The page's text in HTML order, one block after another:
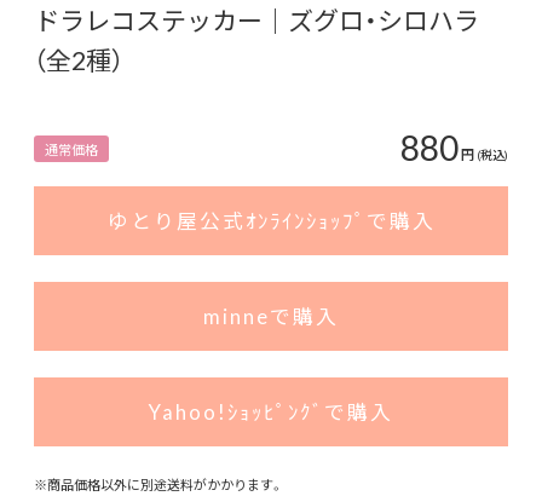
ドラレコステッカー｜ズグロ・シロハラ
（全2種）
通常価格 880円 (税込)
ゆとり屋公式ｵﾝﾗｲﾝｼｮｯﾌﾟで購入
minneで購入
Yahoo!ｼｮｯﾋﾟﾝｸﾞで購入
※商品価格以外に別途送料がかかります。